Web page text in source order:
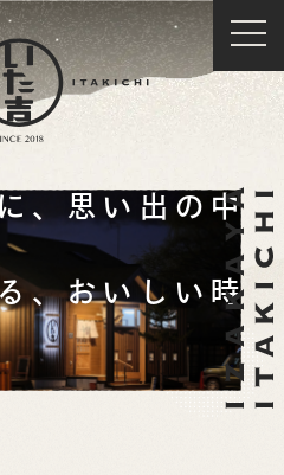
、思い出の中
、おいしい時